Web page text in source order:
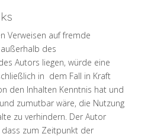
Verweisen auf fremde
des
Autors liegen, würde eine
in dem Fall in Kraft
den Inhalten Kenntnis hat und
zumutbar wäre, die Nutzung
zu verhindern. Der Autor
zum Zeitpunkt der